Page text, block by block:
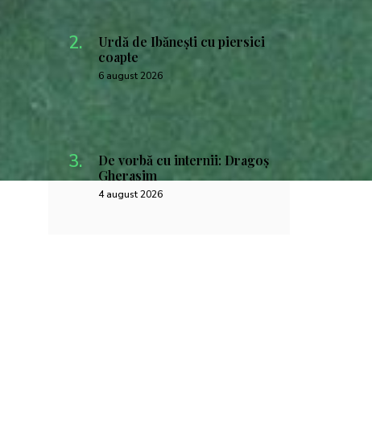
Urdă de Ibănești cu piersici
coapte
6 august 2026
De vorbă cu internii: Dragoș
Gherasim
4 august 2026